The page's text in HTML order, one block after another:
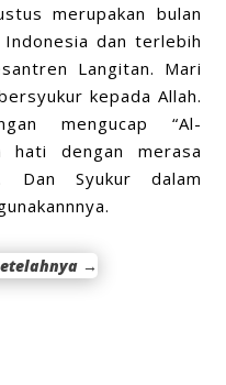
merupakan bulan
dan terlebih
Langitan. Mari
kepada Allah.
mengucap “Al-
hati dengan merasa
Dan Syukur dalam
→